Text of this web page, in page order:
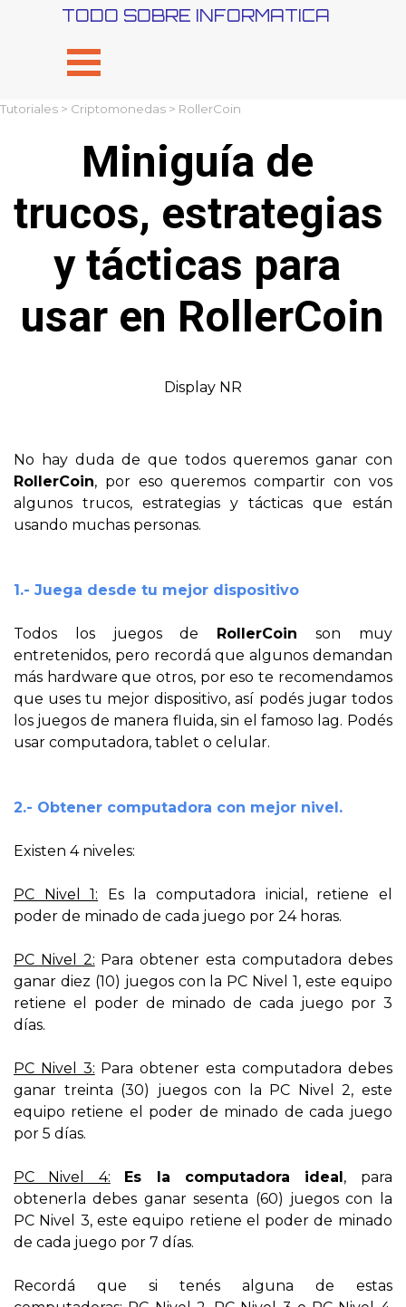
Vaya al Contenido
Saltar menú
TODO SOBRE INFORMATICA
Tutoriales > Criptomonedas > RollerCoin
Miniguía de
trucos, estrategias
y tácticas para
usar en RollerCoin
Display NR
No hay duda de que todos queremos ganar con
RollerCoin, por eso queremos compartir con vos
algunos trucos, estrategias y tácticas que están
usando muchas personas.
1.- Juega desde tu mejor dispositivo
Todos los juegos de RollerCoin son muy
entretenidos, pero recordá que algunos demandan
más hardware que otros, por eso te recomendamos
que uses tu mejor dispositivo, así podés jugar todos
los juegos de manera fluida, sin el famoso lag. Podés
usar computadora, tablet o celular.
2.- Obtener computadora con mejor nivel.
Existen 4 niveles:
PC Nivel 1: Es la computadora inicial, retiene el
poder de minado de cada juego por 24 horas.
PC Nivel 2: Para obtener esta computadora debes
ganar diez (10) juegos con la PC Nivel 1, este equipo
retiene el poder de minado de cada juego por 3
días.
PC Nivel 3: Para obtener esta computadora debes
ganar treinta (30) juegos con la PC Nivel 2, este
equipo retiene el poder de minado de cada juego
por 5 días.
PC Nivel 4: Es la computadora ideal, para
obtenerla debes ganar sesenta (60) juegos con la
PC Nivel 3, este equipo retiene el poder de minado
de cada juego por 7 días.
Recordá que si tenés alguna de estas